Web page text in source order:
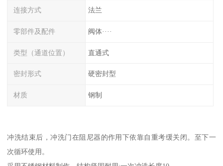
连接方式 法兰
零部件及配件 阀体····
类型（通道位置） 直通式
密封形式 硬密封型
材质 钢制
冲洗结束后，冲洗门在阻尼器的作用下依靠自重考缓关闭。至下一
次循环使用。